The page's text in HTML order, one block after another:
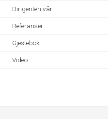
Dirigenten vår
Referanser
Gjestebok
Video